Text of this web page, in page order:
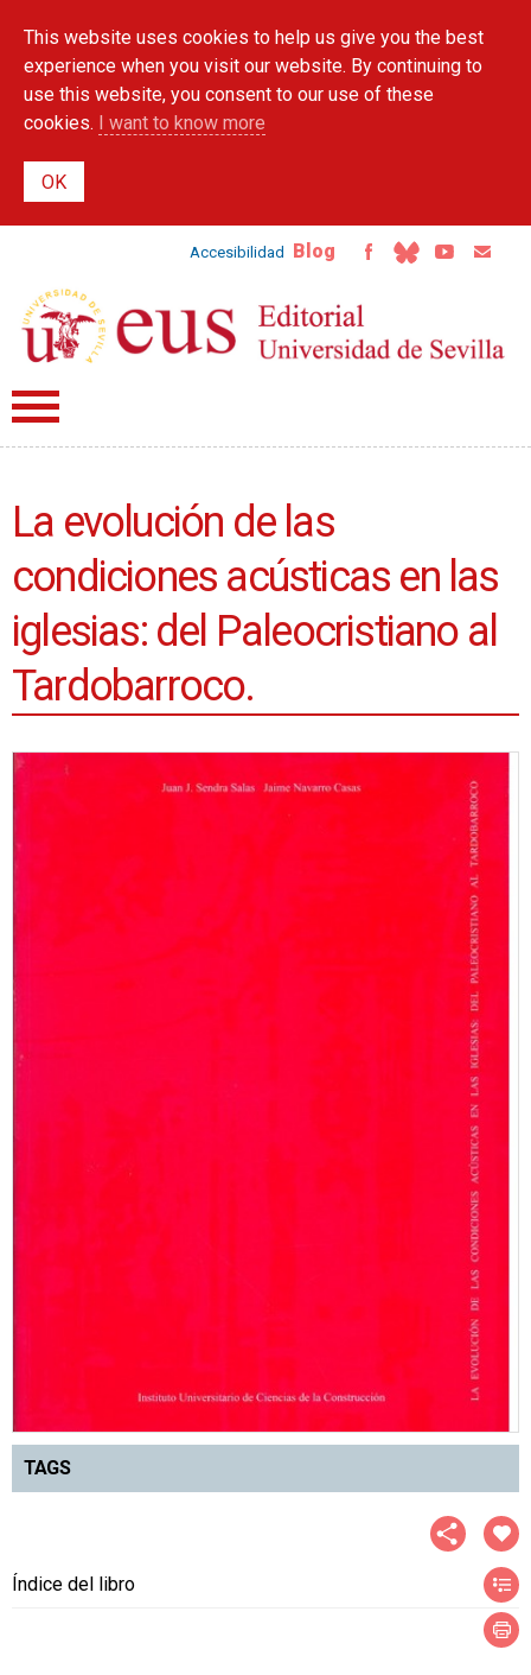
main
content
This website uses cookies to help us give you the best
experience when you visit our website. By continuing to
use this website, you consent to our use of these
cookies. I want to know more
Accesibilidad Blog
La evolución de las
condiciones acústicas en las
iglesias: del Paleocristiano al
Tardobarroco.
TAGS
Índice del libro